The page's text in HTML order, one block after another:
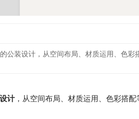
公装设计，从空间布局、材质运用、色彩
计，从空间布局、材质运用、色彩搭配